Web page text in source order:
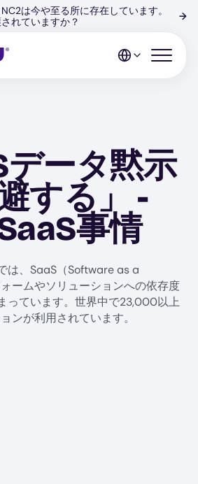
は今や至る所に存在しています。
れていますか？
→
Open
データ黙示
する」 -
事情
は、SaaS（Software as a
ームやソリューションへの依存度
っています。世界中で23,000以上
ンが利用されています。
Twitter)